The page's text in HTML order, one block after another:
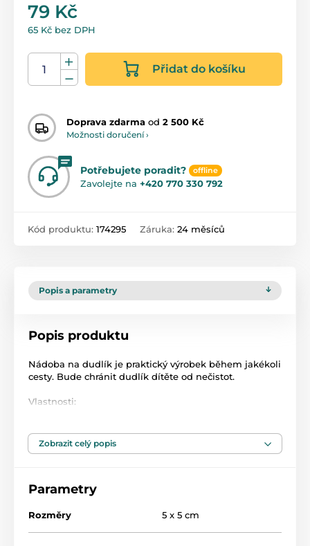
79 Kč
65 Kč bez DPH
Přidat do košíku
Doprava zdarma od 2 500 Kč
Možnosti doručení ›
Potřebujete poradit? offline
Zavolejte na +420 770 330 792
Kód produktu: 174295 Záruka: 24 měsíců
Popis a parametry
Popis produktu
Nádoba na dudlík je praktický výrobek během jakékoli
cesty. Bude chránit dudlík dítěte od nečistot.
Vlastnosti:
procházce při cestování a doma
Zobrazit celý popis
Parametry
Rozměry 5 x 5 cm